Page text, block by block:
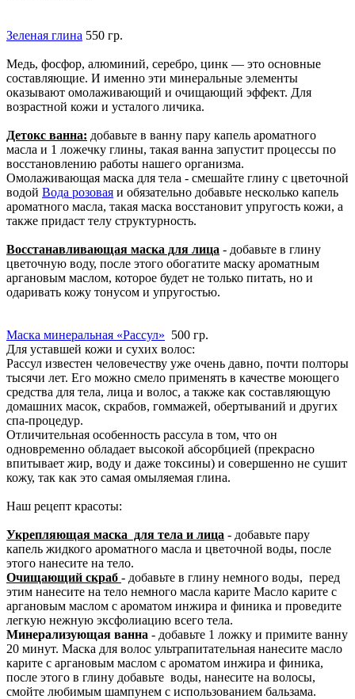
Зеленая глина 550 гр.
Медь, фосфор, алюминий, серебро, цинк — это основные
составляющие. И именно эти минеральные элементы
оказывают омолаживающий и очищающий эффект. Для
возрастной кожи и усталого личика.
Детокс ванна: добавьте в ванну пару капель ароматного
масла и 1 ложечку глины, такая ванна запустит процессы по
восстановлению работы нашего организма.
Омолаживающая маска для тела - смешайте глину с цветочной
водой Вода розовая и обязательно добавьте несколько капель
ароматного масла, такая маска восстановит упругость кожи, а
также придаст телу структурность.
Восстанавливающая маска для лица - добавьте в глину
цветочную воду, после этого обогатите маску ароматным
аргановым маслом, которое будет не только питать, но и
одаривать кожу тонусом и упругостью.
Маска минеральная «Рассул» 500 гр.
Для уставшей кожи и сухих волос:
Рассул известен человечеству уже очень давно, почти полторы
тысячи лет. Его можно смело применять в качестве моющего
средства для тела, лица и волос, а также как составляющую
домашних масок, скрабов, гоммажей, обертываний и других
спа-процедур.
Отличительная особенность рассула в том, что он
одновременно обладает высокой абсорбцией (прекрасно
впитывает жир, воду и даже токсины) и совершенно не сушит
кожу, так как это самая омыляемая глина.
Наш рецепт красоты:
Укрепляющая маска для тела и лица - добавьте пару
капель жидкого ароматного масла и цветочной воды, после
этого нанесите на тело.
Очищающий скраб - добавьте в глину немного воды, перед
этим нанесите на тело немного масла карите Масло карите с
аргановым маслом с ароматом инжира и финика и проведите
легкую нежную эксфолиацию всего тела.
Минерализующая ванна - добавьте 1 ложку и примите ванну
20 минут. Маска для волос ультрапитательная нанесите масло
карите с аргановым маслом с ароматом инжира и финика,
после этого в глину добавьте воды, нанесите на волосы,
смойте любимым шампунем с использованием бальзама.